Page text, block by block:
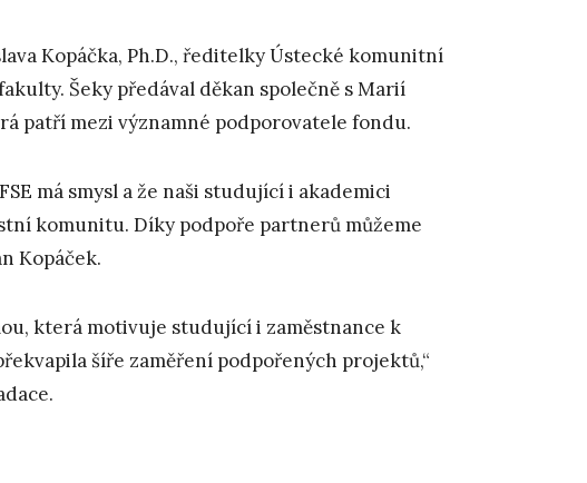
Kopáčka, Ph.D., ředitelky Ústecké komunitní
Šeky předával děkan společně s Marií
patří mezi významné podporovatele fondu.
má smysl a že naši studující i akademici
komunitu. Díky podpoře partnerů můžeme
Kopáček.
která motivuje studující i zaměstnance k
šíře zaměření podpořených projektů,“